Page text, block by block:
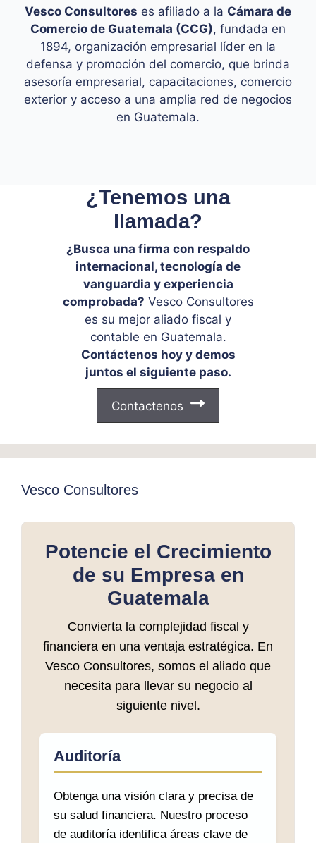
Vesco Consultores es afiliado a la Cámara de
Comercio de Guatemala (CCG), fundada en
1894, organización empresarial líder en la
defensa y promoción del comercio, que brinda
asesoría empresarial, capacitaciones, comercio
exterior y acceso a una amplia red de negocios
en Guatemala.
¿Tenemos una
llamada?
¿Busca una firma con respaldo
internacional, tecnología de
vanguardia y experiencia
comprobada? Vesco Consultores
es su mejor aliado fiscal y
contable en Guatemala.
Contáctenos hoy y demos
juntos el siguiente paso.
Contactenos
Vesco Consultores
Potencie el Crecimiento
de su Empresa en
Guatemala
Convierta la complejidad fiscal y
financiera en una ventaja estratégica. En
Vesco Consultores, somos el aliado que
necesita para llevar su negocio al
siguiente nivel.
Auditoría
Obtenga una visión clara y precisa de
su salud financiera. Nuestro proceso
de auditoría identifica áreas clave de